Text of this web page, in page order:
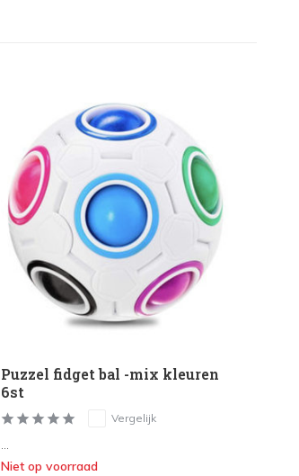
Puzzel fidget bal -mix kleuren
6st
Vergelijk
...
Niet op voorraad